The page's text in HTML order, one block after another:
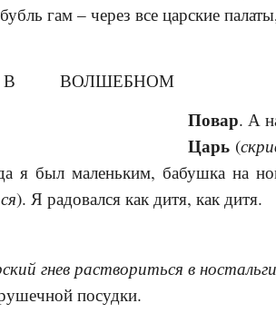
гам – через все царские
Повар. А
Царь (
я был маленьким, бабушка на
). Я радовался как дитя, как дитя.
гнев раствориться в
посудки.